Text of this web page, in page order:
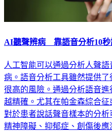
AI聽聲辨病 靠語音分析10秒
人工智能可以通過分析人聲
病。語音分析工具雖然提供
很高的風險。通過分析語音
越精確。尤其在帕金森綜合征
對於患者說話聲音樣本的分
精神障礙、抑郁症、創傷後